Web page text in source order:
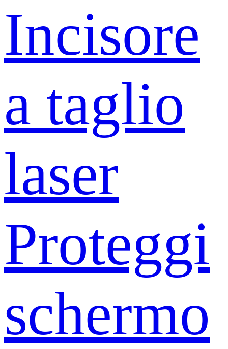
Incisore
a taglio
laser
Proteggi
schermo